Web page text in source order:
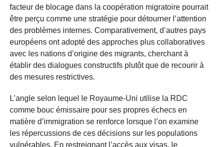
facteur de blocage dans la coopération migratoire pourrait
être perçu comme une stratégie pour détourner l’attention
des problèmes internes. Comparativement, d’autres pays
européens ont adopté des approches plus collaboratives
avec les nations d’origine des migrants, cherchant à
établir des dialogues constructifs plutôt que de recourir à
des mesures restrictives.
L’angle selon lequel le Royaume-Uni utilise la RDC
comme bouc émissaire pour ses propres échecs en
matière d’immigration se renforce lorsque l’on examine
les répercussions de ces décisions sur les populations
vulnérables. En restreignant l’accès aux visas, le